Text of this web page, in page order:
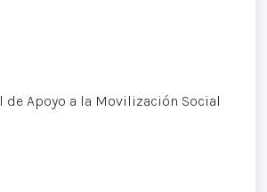
de Apoyo a la Movilización Social